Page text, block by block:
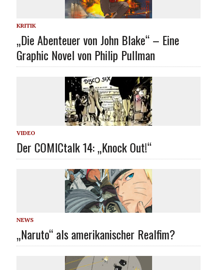
KRITIK
„Die Abenteuer von John Blake“ – Eine
Graphic Novel von Philip Pullman
VIDEO
Der COMICtalk 14: „Knock Out!“
NEWS
„Naruto“ als amerikanischer Realfim?